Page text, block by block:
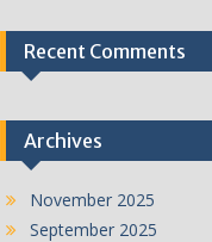
Recent Comments
Archives
November 2025
September 2025